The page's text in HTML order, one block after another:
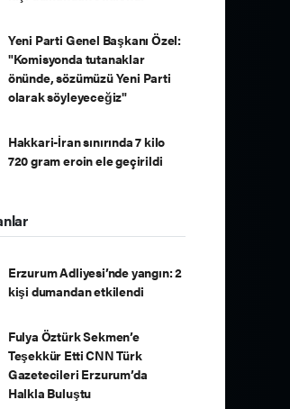
Yeni Parti Genel Başkanı Özel:
"Komisyonda tutanaklar
önünde, sözümüzü Yeni Parti
olarak söyleyeceğiz"
Hakkari-İran sınırında 7 kilo
720 gram eroin ele geçirildi
Erzurum Adliyesi’nde yangın: 2
kişi dumandan etkilendi
Fulya Öztürk Sekmen’e
Teşekkür Etti CNN Türk
Gazetecileri Erzurum’da
Halkla Buluştu